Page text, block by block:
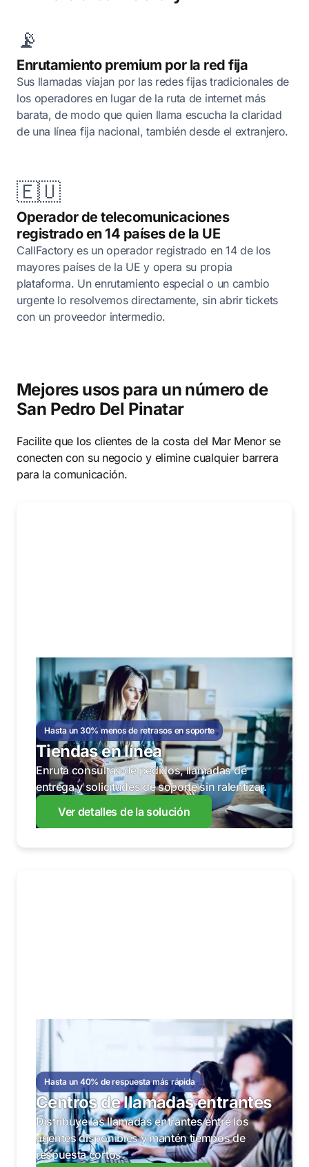
📡
Enrutamiento premium por la red fija
Sus llamadas viajan por las redes fijas tradicionales de
los operadores en lugar de la ruta de internet más
barata, de modo que quien llama escucha la claridad
de una línea fija nacional, también desde el extranjero.
🇪🇺
Operador de telecomunicaciones
registrado en 14 países de la UE
CallFactory es un operador registrado en 14 de los
mayores países de la UE y opera su propia
plataforma. Un enrutamiento especial o un cambio
urgente lo resolvemos directamente, sin abrir tickets
con un proveedor intermedio.
Mejores usos para un número de
San Pedro Del Pinatar
Facilite que los clientes de la costa del Mar Menor se
conecten con su negocio y elimine cualquier barrera
para la comunicación.
Hasta un 30% menos de retrasos en soporte
Tiendas en línea
Enruta consultas de pedidos, llamadas de
entrega y solicitudes de soporte sin ralentizar.
Ver detalles de la solución
Hasta un 40% de respuesta más rápida
Centros de llamadas entrantes
Distribuye las llamadas entrantes entre los
agentes disponibles y mantén tiempos de
respuesta cortos.